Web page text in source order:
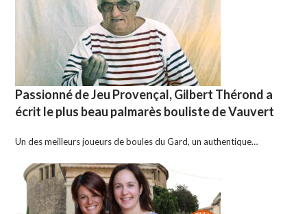
Passionné de Jeu Provençal, Gilbert Thérond a
écrit le plus beau palmarès bouliste de Vauvert
Un des meilleurs joueurs de boules du Gard, un authentique…